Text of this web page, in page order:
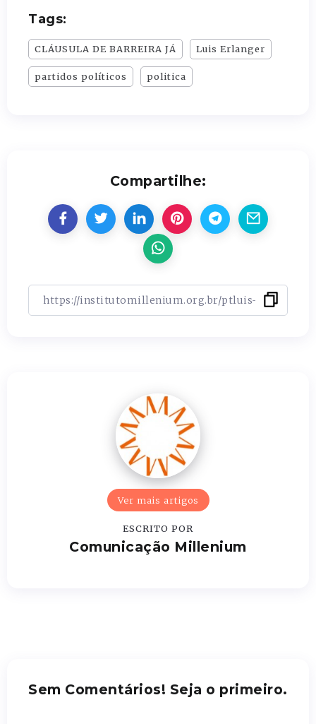
Tags:
CLÁUSULA DE BARREIRA JÁ Luis Erlanger
partidos políticos politica
Compartilhe:
Ver mais artigos
ESCRITO POR
Comunicação Millenium
Sem Comentários! Seja o primeiro.